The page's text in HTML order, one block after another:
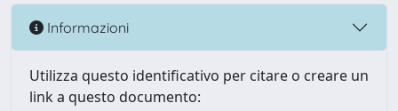
Informazioni
Utilizza questo identificativo per citare o creare un
link a questo documento: